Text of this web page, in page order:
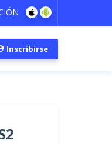
Inscribirse